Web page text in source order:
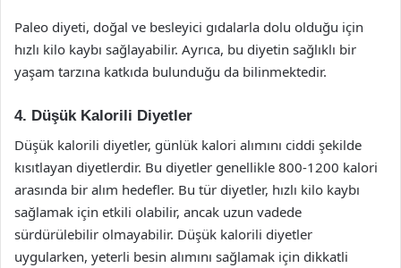
Paleo diyeti, doğal ve besleyici gıdalarla dolu olduğu için
hızlı kilo kaybı sağlayabilir. Ayrıca, bu diyetin sağlıklı bir
yaşam tarzına katkıda bulunduğu da bilinmektedir.
4. Düşük Kalorili Diyetler
Düşük kalorili diyetler, günlük kalori alımını ciddi şekilde
kısıtlayan diyetlerdir. Bu diyetler genellikle 800-1200 kalori
arasında bir alım hedefler. Bu tür diyetler, hızlı kilo kaybı
sağlamak için etkili olabilir, ancak uzun vadede
sürdürülebilir olmayabilir. Düşük kalorili diyetler
uygularken, yeterli besin alımını sağlamak için dikkatli